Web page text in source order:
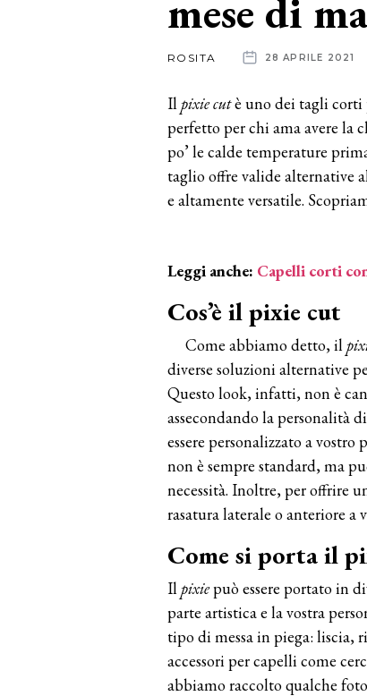
mese di
ROSITA 28 APRILE 2021
Il pixie cutè uno dei tagli corti
perfetto per chi ama avere la
po’ le calde temperature
taglio offre valide alternative
e altamente versatile.
Leggi anche: Capelli corti
Cos’è il pixie cut
Come abbiamo detto, il
diverse soluzioni alternative
Questo look, infatti, non è
assecondando la personalità
essere personalizzato a
non è sempre standard, ma
necessità. Inoltre, per offrire
rasatura laterale o anteriore a
Come si porta il
Il pixiepuò essere portato in
parte artistica e la vostra
tipo di messa in piega: liscia,
accessori per capelli come
abbiamo raccolto qualche